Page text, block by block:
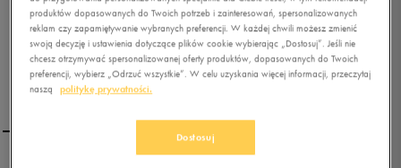
produktów dopasowanych do Twoich potrzeb i zainteresowań, spersonalizowanych
reklam czy zapamiętywanie wybranych preferencji. W każdej chwili możesz zmienić
swoją decyzję i ustawienia dotyczące plików cookie wybierając „Dostosuj”. Jeśli nie
chcesz otrzymywać spersonalizowanej oferty produktów, dopasowanych do Twoich
preferencji, wybierz „Odrzuć wszystkie”. W celu uzyskania więcej informacji, przeczytaj
naszą
politykę prywatności.
Dostosuj